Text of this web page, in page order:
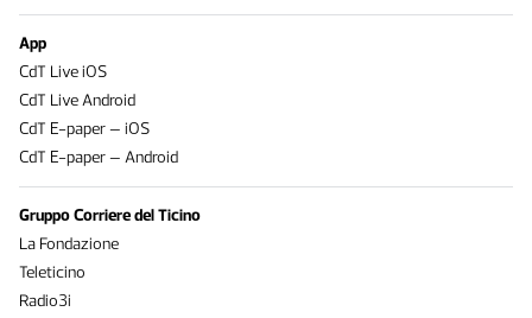
App
CdT Live iOS
CdT Live Android
CdT E-paper – iOS
CdT E-paper – Android
Gruppo Corriere del Ticino
La Fondazione
Teleticino
Radio3i